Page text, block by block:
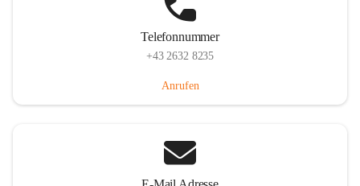
Telefonnummer
+43 2632 8235
Anrufen